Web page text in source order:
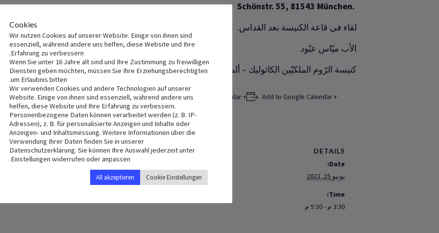
Schönstr. 55, 81543 München.
لقاء في قاعة الكنيسة بعد القداس.
الأب ميّاس عبّود
كنيسة الرّوم الملكيّين الكاثوليك – ألمانيا
+ Add to Google Calendar
+ Add to iCalendar
DETAILS
Date:
يونيو 25, 2023
Time:
3:30 م - 5:30 م
VENUE
Maria Schutz und St. Andreas
‎Schönstr. 55
Cookies
Wir nutzen Cookies auf unserer Website. Einige von ihnen sind
essenziell, während andere uns helfen, diese Website und Ihre
Erfahrung zu verbessern.
Wenn Sie unter 16 Jahre alt sind und Ihre Zustimmung zu freiwilligen
Diensten geben möchten, müssen Sie Ihre Erziehungsberechtigten
um Erlaubnis bitten.
Wir verwenden Cookies und andere Technologien auf unserer
Website. Einige von ihnen sind essenziell, während andere uns
helfen, diese Website und Ihre Erfahrung zu verbessern.
Personenbezogene Daten können verarbeitet werden (z. B. IP-
Adressen), z. B. für personalisierte Anzeigen und Inhalte oder
Anzeigen- und Inhaltsmessung. Weitere Informationen über die
Verwendung Ihrer Daten finden Sie in unserer
Datenschutzerklärung. Sie können Ihre Auswahl jederzeit unter
Einstellungen widerrufen oder anpassen.
Cookie Einstellungen
All akzeptieren